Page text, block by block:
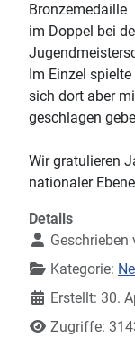
Bronzemedaille
im Doppel bei
Im Einzel
sich dort aber
geschlagen
Wir gratulieren
nationaler
Details
Geschrieben
Kategorie:
Erstellt: 30.
Zugriffe: